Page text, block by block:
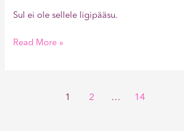
Sul ei ole sellele ligipääsu.
Read More »
1 2 … 14